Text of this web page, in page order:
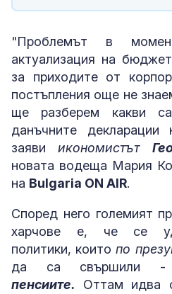
"Проблемът в
актуализация на
за приходите от
постъпления още не
ще разберем какви
данъчните декларации
заявиикономистът
новата водеща Мария
на Bulgaria ON AIR.
Според него големият
харчове е, че се
политики, коитопо
да са
пенсиите. Оттам идва